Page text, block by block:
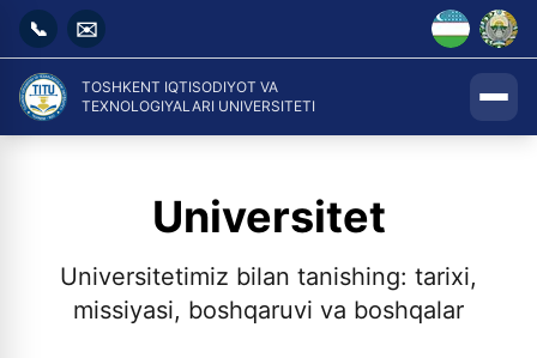
📞 ✉️
TOSHKENT IQTISODIYOT VA
TEXNOLOGIYALARI UNIVERSITETI
Universitet
Universitetimiz bilan tanishing: tarixi,
missiyasi, boshqaruvi va boshqalar